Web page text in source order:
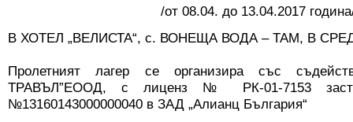
/от 08.04. до 13.04.2017
В ХОТЕЛ „ВЕЛИСТА“, с. ВОНЕЩА ВОДА – ТАМ, В
Пролетният лагер се организира със
ТРАВЪЛ”ЕООД, с лиценз № РК-01-7153
№13160143000000040 в ЗАД „Алианц България“